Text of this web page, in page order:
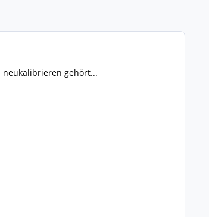
neukalibrieren gehört...